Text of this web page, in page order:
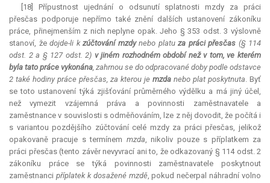
[18] Přípustnost ujednání o odsunutí splatnosti mzdy za práci
přesčas podporuje nepřímo také znění dalších ustanovení zákoníku
práce, přinejmenším z nich neplyne opak. Jeho § 353 odst. 3 výslovně
stanoví, že dojde-li k zúčtování mzdynebo platu za práci přesčas (§ 114
odst. 2 a § 127 odst. 2) v jiném rozhodném období než v tom, ve kterém
byla tato práce vykonána, zahrnou se do odpracované doby podle odstavce
2 také hodiny práce přesčas, za kterou je mzda nebo plat poskytnuta. Byť
se toto ustanovení týká zjišťování průměrného výdělku a má jiný účel,
než vymezit vzájemná práva a povinnosti zaměstnavatele a
zaměstnance v souvislosti s odměňováním, lze z něj dovodit, že počítá i
s variantou pozdějšího zúčtování celé mzdy za práci přesčas, jelikož
opakovaně pracuje s termínem mzda, nikoliv pouze s příplatkem za
práci přesčas (tento závěr nevyvrací ani to, že odkazovaný § 114 odst. 2
zákoníku práce se týká povinnosti zaměstnavatele poskytnout
zaměstnanci příplatek k dosažené mzdě, pokud nečerpal náhradní volno